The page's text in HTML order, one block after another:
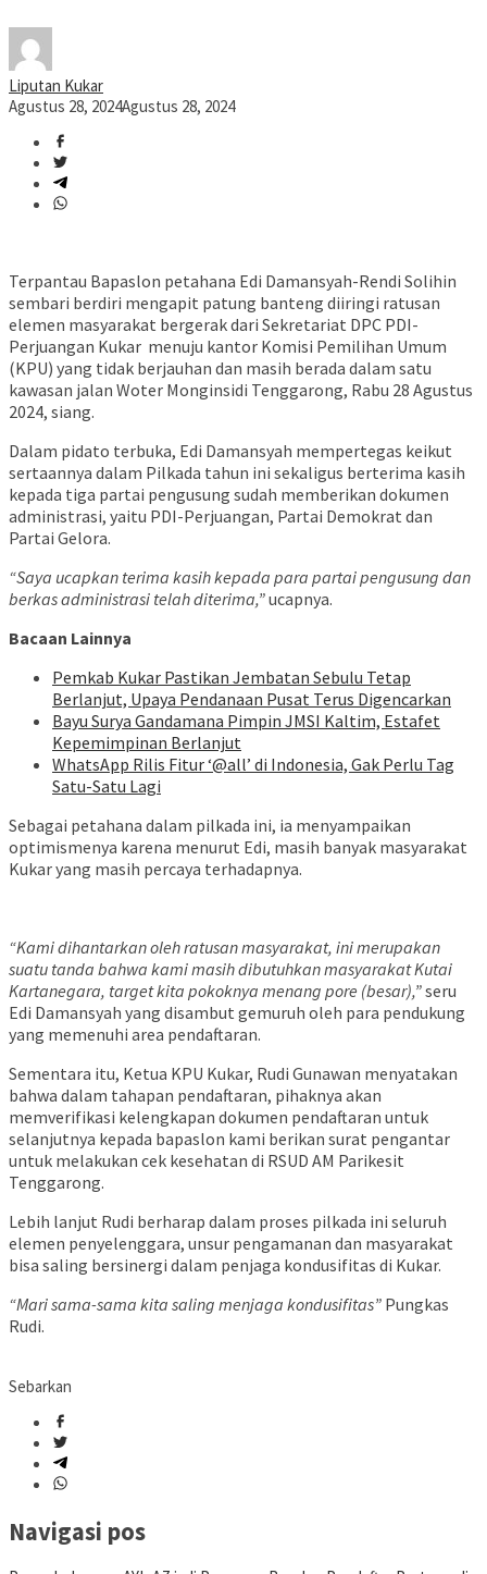
Liputan Kukar
Agustus 28, 2024Agustus 28, 2024
Terpantau Bapaslon petahana Edi Damansyah-Rendi Solihin
sembari berdiri mengapit patung banteng diiringi ratusan
elemen masyarakat bergerak dari Sekretariat DPC PDI-
Perjuangan Kukar menuju kantor Komisi Pemilihan Umum
(KPU) yang tidak berjauhan dan masih berada dalam satu
kawasan jalan Woter Monginsidi Tenggarong, Rabu 28 Agustus
2024, siang.
Dalam pidato terbuka, Edi Damansyah mempertegas keikut
sertaannya dalam Pilkada tahun ini sekaligus berterima kasih
kepada tiga partai pengusung sudah memberikan dokumen
administrasi, yaitu PDI-Perjuangan, Partai Demokrat dan
Partai Gelora.
“Saya ucapkan terima kasih kepada para partai pengusung dan
berkas administrasi telah diterima,”ucapnya.
Bacaan Lainnya
Pemkab Kukar Pastikan Jembatan Sebulu Tetap
Berlanjut, Upaya Pendanaan Pusat Terus Digencarkan
Bayu Surya Gandamana Pimpin JMSI Kaltim, Estafet
Kepemimpinan Berlanjut
WhatsApp Rilis Fitur ‘@all’ di Indonesia, Gak Perlu Tag
Satu-Satu Lagi
Sebagai petahana dalam pilkada ini, ia menyampaikan
optimismenya karena menurut Edi, masih banyak masyarakat
Kukar yang masih percaya terhadapnya.
“Kami dihantarkan oleh ratusan masyarakat, ini merupakan
suatu tanda bahwa kami masih dibutuhkan masyarakat Kutai
Kartanegara, target kita pokoknya menang pore (besar),”seru
Edi Damansyah yang disambut gemuruh oleh para pendukung
yang memenuhi area pendaftaran.
Sementara itu, Ketua KPU Kukar, Rudi Gunawan menyatakan
bahwa dalam tahapan pendaftaran, pihaknya akan
memverifikasi kelengkapan dokumen pendaftaran untuk
selanjutnya kepada bapaslon kami berikan surat pengantar
untuk melakukan cek kesehatan di RSUD AM Parikesit
Tenggarong.
Lebih lanjut Rudi berharap dalam proses pilkada ini seluruh
elemen penyelenggara, unsur pengamanan dan masyarakat
bisa saling bersinergi dalam penjaga kondusifitas di Kukar.
“Mari sama-sama kita saling menjaga kondusifitas” Pungkas
Rudi.
Sebarkan
Navigasi pos